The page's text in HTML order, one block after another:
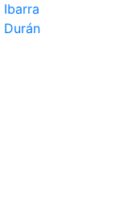
Ibarra
Durán